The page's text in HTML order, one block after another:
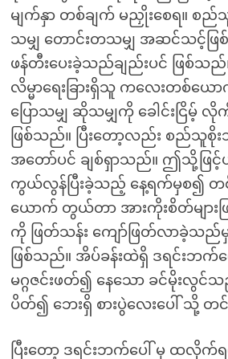
မျက်နှာ တစ်ချက် မညှိုးစေရ။ စ
သမျှ တောင်းတသမျှ အဆင်သင့်ဖ
ဖန်တီးပေးခဲ့သည်ချည်းပင် ဖြစ်
လိမ္မာရေးခြားရှိသူ ကလေးတစ်ယော
ပြောသမျှ ဆိုသမျှကို ခေါင်းငြိမ့်
ဖြစ်သည်။ ပြီးတော့လည်း စည်သူ
အတော်ပင် ချစ်ရှာသည်။ ဤသို့ဖြင့်ပင်
ကွယ်လွန်ပြီးခဲ့သည့် နေ့ရက်မှစ၍
ယောက် တွယ်တာ အားကိုးစိတ်များဖ
ကို ဖြတ်သန်း ကျော်ဖြတ်လာခဲ့သည်
ဖြစ်သည်။ အိပ်ခန်းထဲရှိ ဒရင်းဘက်
မဂ္ဂဇင်းဖတ်၍ နေသော ခင်မိုးလွင်
ပိတ်၍ ဘေးရှိ စားပွဲလေးပေါ် သို့
ပြီးတော့ ဒရင်းဘက်ပေါ် မှ ထလိုက်ရ